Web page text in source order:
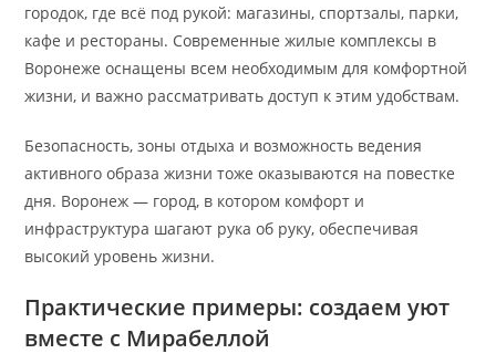
городок, где всё под рукой: магазины, спортзалы, парки,
кафе и рестораны. Современные жилые комплексы в
Воронеже оснащены всем необходимым для комфортной
жизни, и важно рассматривать доступ к этим удобствам.
Безопасность, зоны отдыха и возможность ведения
активного образа жизни тоже оказываются на повестке
дня. Воронеж — город, в котором комфорт и
инфраструктура шагают рука об руку, обеспечивая
высокий уровень жизни.
Практические примеры: создаем уют
вместе с Мирабеллой